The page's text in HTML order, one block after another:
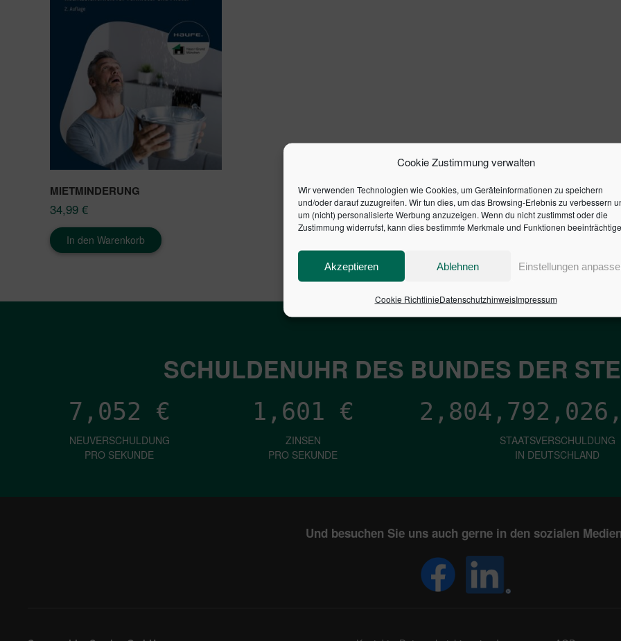
Cookie Zustimmung verwalten
Wir verwenden Technologien wie Cookies, um Geräteinformationen zu speichern
und/oder darauf zuzugreifen. Wir tun dies, um das Browsing-Erlebnis zu verbessern
um (nicht) personalisierte Werbung anzuzeigen. Wenn du nicht zustimmst oder die
Zustimmung widerrufst, kann dies bestimmte Merkmale und Funktionen
Akzeptieren Ablehnen Einstellungen
Cookie RichtlinieDatenschutzhinweisImpressum
MIETMINDERUNG
34,99 €
In den Warenkorb
SCHULDENUHR DES BUNDES DER
7,052 €
NEUVERSCHULDUNG
PRO SEKUNDE
1,601 €
ZINSEN
PRO SEKUNDE
STAATSVERSCHULDUNG
IN DEUTSCHLAND
Und besuchen Sie uns auch gerne in den sozialen